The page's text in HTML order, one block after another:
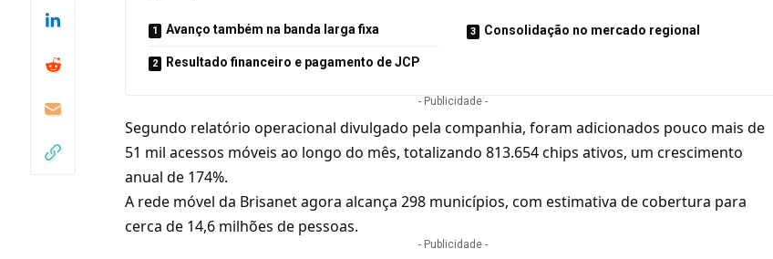
Avanço também na banda larga fixa
Resultado financeiro e pagamento de JCP
Consolidação no mercado regional
- Publicidade -
Segundo relatório operacional divulgado pela companhia, foram adicionados pouco mais de
51 mil acessos móveis ao longo do mês, totalizando 813.654 chips ativos, um crescimento
anual de 174%.
A rede móvel da Brisanet agora alcança 298 municípios, com estimativa de cobertura para
cerca de 14,6 milhões de pessoas.
- Publicidade -